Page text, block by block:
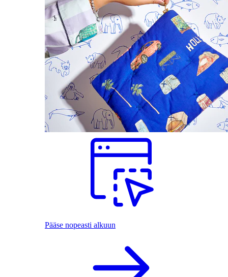
Pääse nopeasti alkuun